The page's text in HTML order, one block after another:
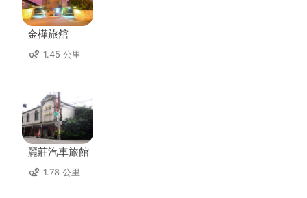
金樺旅舘
1.45 公里
麗莊汽車旅館
1.78 公里